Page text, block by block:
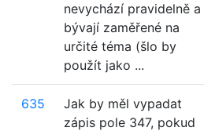
nevychází pravidelně a
bývají zaměřené na
určité téma (šlo by
použít jako ...
635
Jak by měl vypadat
zápis pole 347, pokud